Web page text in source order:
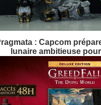
: Capcom
lunaire ambitieuse